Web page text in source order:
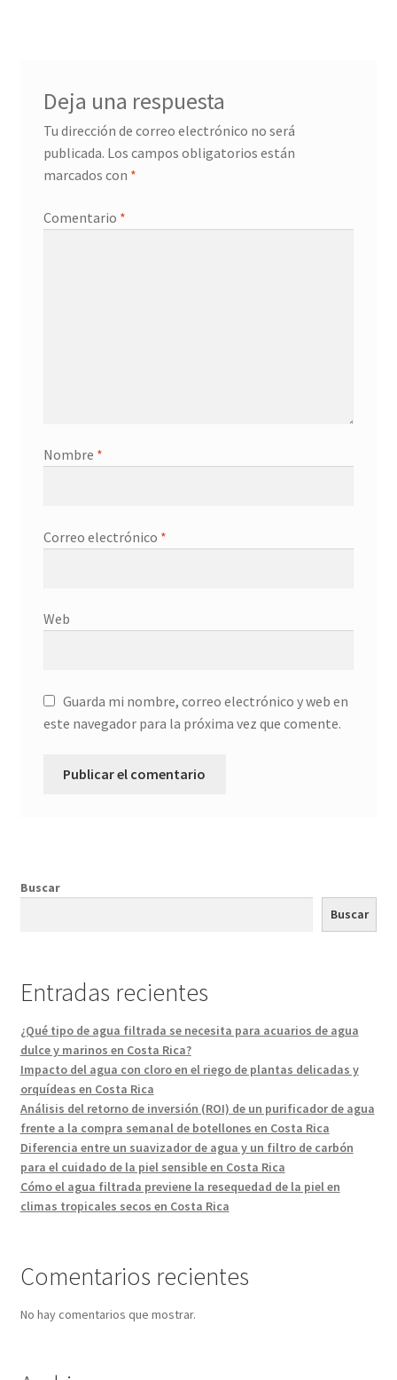
Deja una respuesta
Tu dirección de correo electrónico no será
publicada. Los campos obligatorios están
marcados con *
Comentario *
Nombre *
Correo electrónico *
Web
Guarda mi nombre, correo electrónico y web en
este navegador para la próxima vez que comente.
Buscar
Buscar
Entradas recientes
¿Qué tipo de agua filtrada se necesita para acuarios de agua
dulce y marinos en Costa Rica?
Impacto del agua con cloro en el riego de plantas delicadas y
orquídeas en Costa Rica
Análisis del retorno de inversión (ROI) de un purificador de agua
frente a la compra semanal de botellones en Costa Rica
Diferencia entre un suavizador de agua y un filtro de carbón
para el cuidado de la piel sensible en Costa Rica
Cómo el agua filtrada previene la resequedad de la piel en
climas tropicales secos en Costa Rica
Comentarios recientes
No hay comentarios que mostrar.